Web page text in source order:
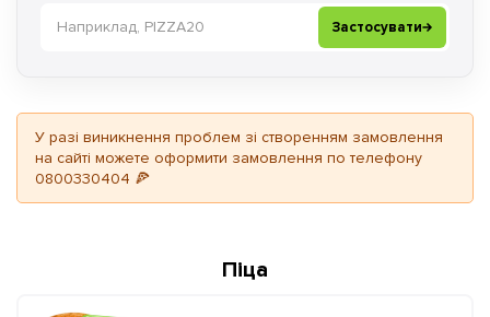
Застосувати
У разі виникнення проблем зі створенням замовлення
на сайті можете оформити замовлення по телефону
0800330404 🍕
Піца